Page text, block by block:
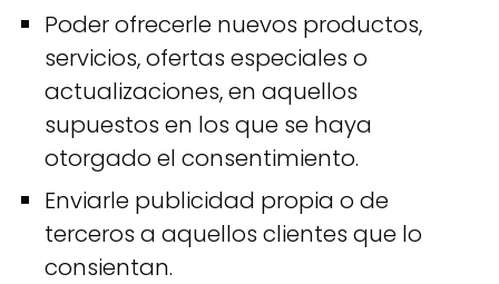
Poder ofrecerle nuevos productos,
servicios, ofertas especiales o
actualizaciones, en aquellos
supuestos en los que se haya
otorgado el consentimiento.
Enviarle publicidad propia o de
terceros a aquellos clientes que lo
consientan.